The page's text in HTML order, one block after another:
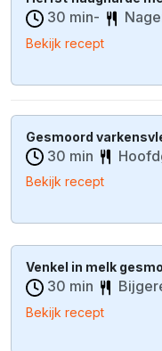
30 min-
Bekijk recept
Gesmoord
30 min
Bekijk recept
Venkel in melk
30 min
Bekijk recept